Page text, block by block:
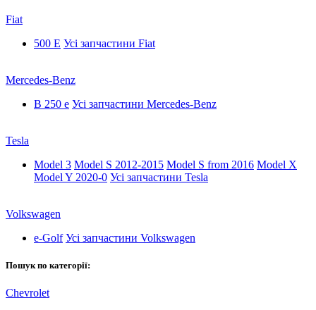
Fiat
500 E Усі запчастини Fiat
Mercedes-Benz
B 250 e Усі запчастини Mercedes-Benz
Tesla
Model 3 Model S 2012-2015 Model S from 2016 Model X
Model Y 2020-0 Усі запчастини Tesla
Volkswagen
e-Golf Усі запчастини Volkswagen
Пошук по категорії:
Chevrolet